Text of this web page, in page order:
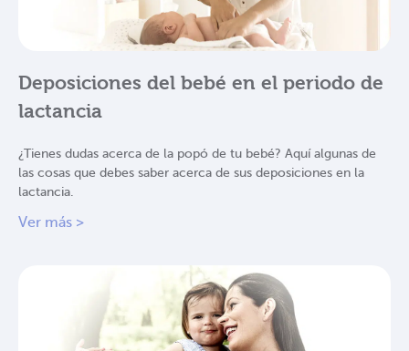
Deposiciones del bebé en el periodo de
lactancia
¿Tienes dudas acerca de la popó de tu bebé? Aquí algunas de
las cosas que debes saber acerca de sus deposiciones en la
lactancia.
Ver más >